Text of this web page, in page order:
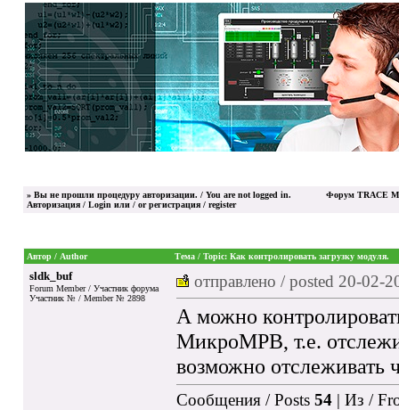
» Вы не прошли процедуру авторизации. / You are not logged in.
Авторизация / Login или / orрегистрация / register
Форум TRACE
Автор / Author Тема / Topic: Как контролировать загрузку модуля.
sldk_buf
Forum Member / Участник форума
Участник № / Member № 2898
отправлено / posted 20-02-
А можно
МикроМРВ, т.е.
возможно отслеживать
Сообщения / Posts 54| Из /